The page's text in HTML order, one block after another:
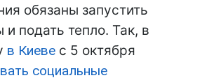
обязаны запустить
и подать тепло. Так, в
в Киеве с 5 октября
социальные